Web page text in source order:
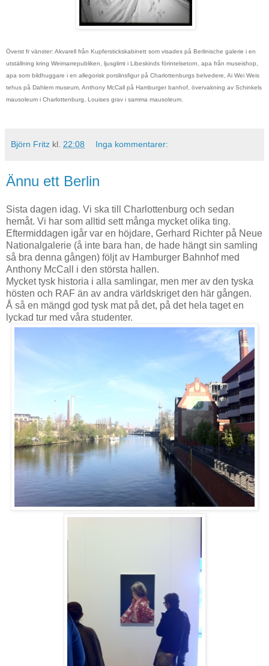
Överst fr vänster: Akvarell från Kupferstickskabinett som visades på Berlinische galerie i en
utställning kring Weimarrepubliken, ljusglimt i Libeskinds förintelsetorn, apa från museishop,
apa som bildhuggare i en allegorisk porslinsfigur på Charlottenburgs belvedere, Ai Wei Weis
tehus på Dahlem museum, Anthony McCall på Hamburger banhof, övervakning av Schinkels
mausoleum i Charlottenburg, Louises grav i samma mausoleum.
Björn Fritz kl. 22:08 Inga kommentarer:
Ännu ett Berlin
Sista dagen idag. Vi ska till Charlottenburg och sedan
hemåt. Vi har som alltid sett många mycket olika ting.
Eftermiddagen igår var en höjdare, Gerhard Richter på Neue
Nationalgalerie (å inte bara han, de hade hängt sin samling
så bra denna gången) följt av Hamburger Bahnhof med
Anthony McCall i den största hallen.
Mycket tysk historia i alla samlingar, men mer av den tyska
hösten och RAF än av andra världskriget den här gången.
Å så en mängd god tysk mat på det, på det hela taget en
lyckad tur med våra studenter.